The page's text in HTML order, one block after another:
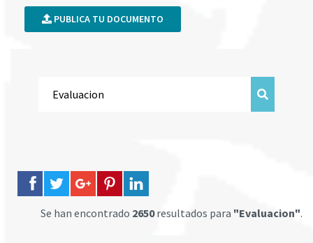
PUBLICA TU DOCUMENTO
Se han encontrado 2650resultados para "Evaluacion".